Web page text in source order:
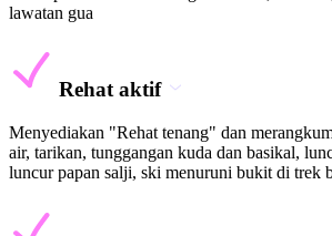
lawatan gua
Rehat aktif
Menyediakan "Rehat tenang" dan
air, tarikan, tunggangan kuda dan basikal,
luncur papan salji, ski menuruni bukit di trek